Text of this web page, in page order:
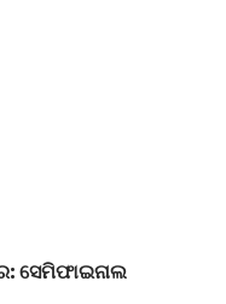
ସେମିଫାଇନାଲ